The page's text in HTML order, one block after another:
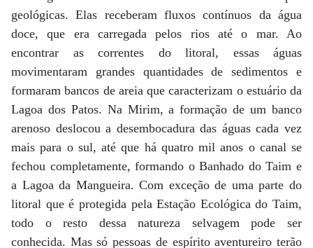
geológicas. Elas receberam fluxos contínuos da água
doce, que era carregada pelos rios até o mar. Ao
encontrar as correntes do litoral, essas águas
movimentaram grandes quantidades de sedimentos e
formaram bancos de areia que caracterizam o estuário da
Lagoa dos Patos. Na Mirim, a formação de um banco
arenoso deslocou a desembocadura das águas cada vez
mais para o sul, até que há quatro mil anos o canal se
fechou completamente, formando o Banhado do Taim e
a Lagoa da Mangueira. Com exceção de uma parte do
litoral que é protegida pela Estação Ecológica do Taim,
todo o resto dessa natureza selvagem pode ser
conhecida. Mas só pessoas de espírito aventureiro terão